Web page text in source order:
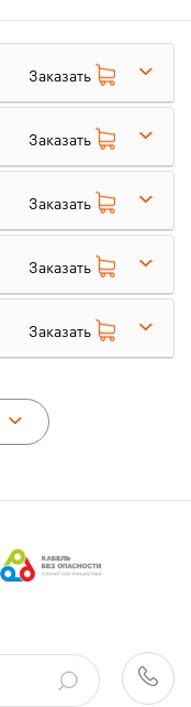
Заказать
Заказать
Заказать
Заказать
Заказать